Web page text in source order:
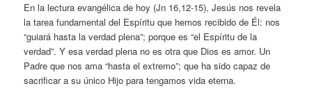
En la lectura evangélica de hoy (Jn 16,12-15), Jesús nos revela
la tarea fundamental del Espíritu que hemos recibido de Él: nos
“guiará hasta la verdad plena”; porque es “el Espíritu de la
verdad”. Y esa verdad plena no es otra que Dios es amor. Un
Padre que nos ama “hasta el extremo”; que ha sido capaz de
sacrificar a su único Hijo para tengamos vida eterna.